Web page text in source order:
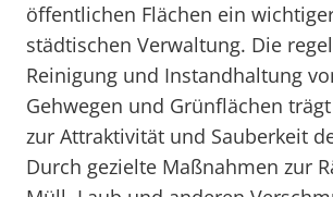
öffentlichen Flächen ein
städtischen Verwaltung. Die
Reinigung und Instandhaltung
Gehwegen und Grünflächen
zur Attraktivität und Sauberkeit
Durch gezielte Maßnahmen zur